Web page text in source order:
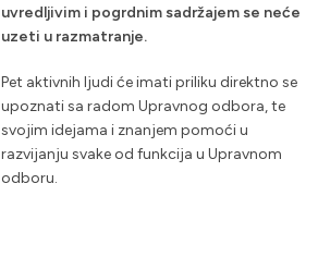
uvredljivim i pogrdnim sadržajem se neće
uzeti u razmatranje.
Pet aktivnih ljudi će imati priliku direktno se
upoznati sa radom Upravnog odbora, te
svojim idejama i znanjem pomoći u
razvijanju svake od funkcija u Upravnom
odboru.